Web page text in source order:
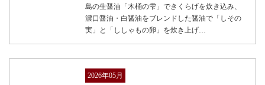
島の生醤油「木桶の雫」できくらげを炊き込み、
濃口醤油・白醤油をブレンドした醤油で「しその
実」と「ししゃもの卵」を炊き上げ…
2026年05月